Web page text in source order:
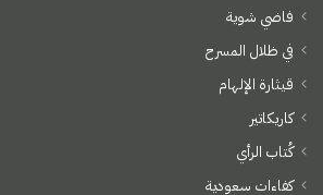
فاضي شوية
في ظلال المسرح
قيثارة الإلهام
كاريكاتير
كُتاب الرأي
كفاءات سعودية